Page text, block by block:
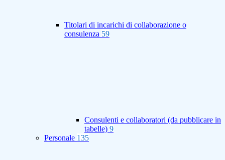
Titolari di incarichi di collaborazione o
consulenza 59
Consulenti e collaboratori (da pubblicare in
tabelle) 9
Personale 135